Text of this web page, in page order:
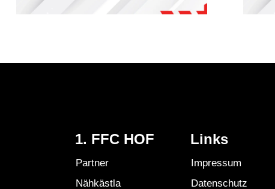
1. FFC HOF
Partner
Nähkästla
Links
Impressum
Datenschutz